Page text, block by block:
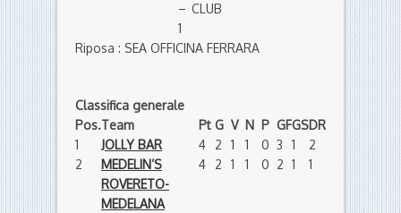
–
1
CLUB
Riposa : SEA OFFICINA FERRARA
Classifica generale
Pos.Team Pt G V N P GFGSDR
1
JOLLY BAR 4 2 1 1 0 3 1
2
2
MEDELIN’S
ROVERETO-
MEDELANA
4 2 1 1 0 2 1 1